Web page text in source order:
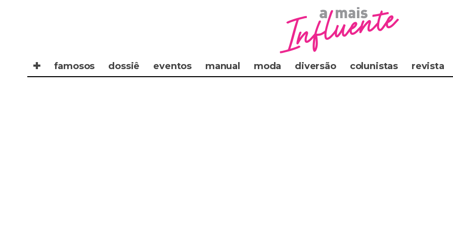
✚ famosos dossiê eventos manual moda diversão colunistas revista